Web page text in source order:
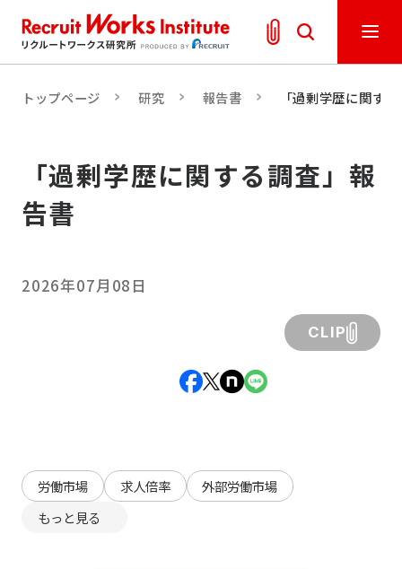
トップページ 研究 報告書 「過剰学歴に関す
「過剰学歴に関する調査」報
告書
2026年07月08日
CLIP
労働市場 求人倍率
外部労働市場
もっと見る